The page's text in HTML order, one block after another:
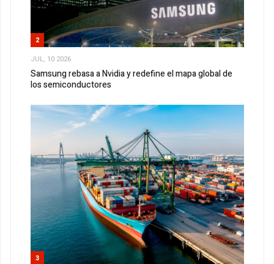
2
JUL, 10 2026
Samsung rebasa a Nvidia y redefine el mapa global de
los semiconductores
3